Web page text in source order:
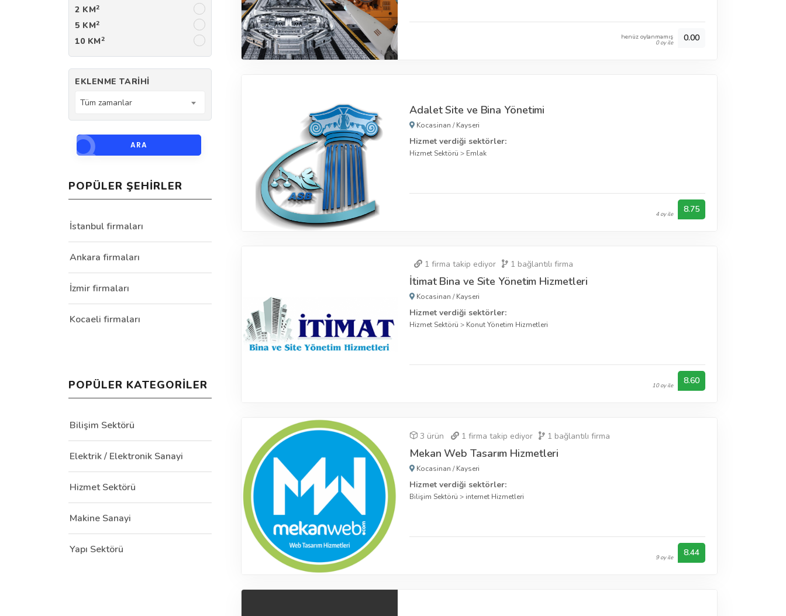
henüz oylanmamış
0 oy ile 0.00
Adalet Site ve Bina Yönetimi
Kocasinan /Kayseri
Hizmet verdiği sektörler:
Hizmet Sektörü > Emlak
4 oy ile 8.75
1 firma takip ediyor 1 bağlantılı firma
İtimat Bina ve Site Yönetim Hizmetleri
Kocasinan /Kayseri
Hizmet verdiği sektörler:
Hizmet Sektörü > Konut Yönetim Hizmetleri
10 oy ile 8.60
3 ürün 1 firma takip ediyor 1 bağlantılı firma
Mekan Web Tasarım Hizmetleri
Kocasinan /Kayseri
Hizmet verdiği sektörler:
Bilişim Sektörü > internet Hizmetleri
9 oy ile 8.44
2 KM2
5 KM2
10 KM2
EKLENME TARIHI
Tüm zamanlar
ARA
POPÜLER ŞEHIRLER
İstanbul firmaları
Ankara firmaları
İzmir firmaları
Kocaeli firmaları
POPÜLER KATEGORILER
Bilişim Sektörü
Elektrik / Elektronik Sanayi
Hizmet Sektörü
Makine Sanayi
Yapı Sektörü